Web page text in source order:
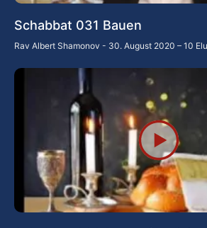
Schabbat 031 Bauen
Rav Albert Shamonov 30. August 2020 – 10